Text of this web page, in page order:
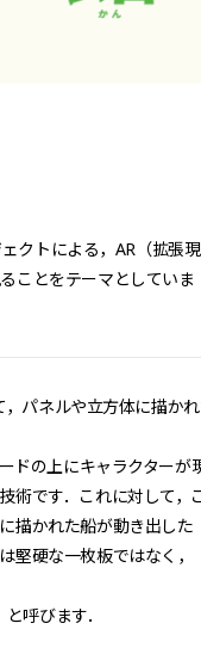
クトによる，AR（拡張現
ことをテーマとしていま
，パネルや立方体に描か
ドの上にキャラクターが
術です．これに対して，
描かれた船が動き出した
堅硬な一枚板ではなく，
呼びます．